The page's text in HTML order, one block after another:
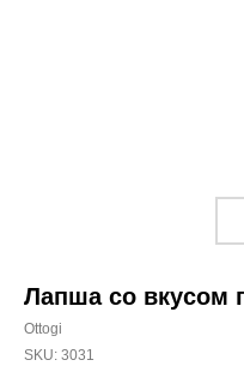
Лапша со вкусом
Ottogi
SKU: 3031